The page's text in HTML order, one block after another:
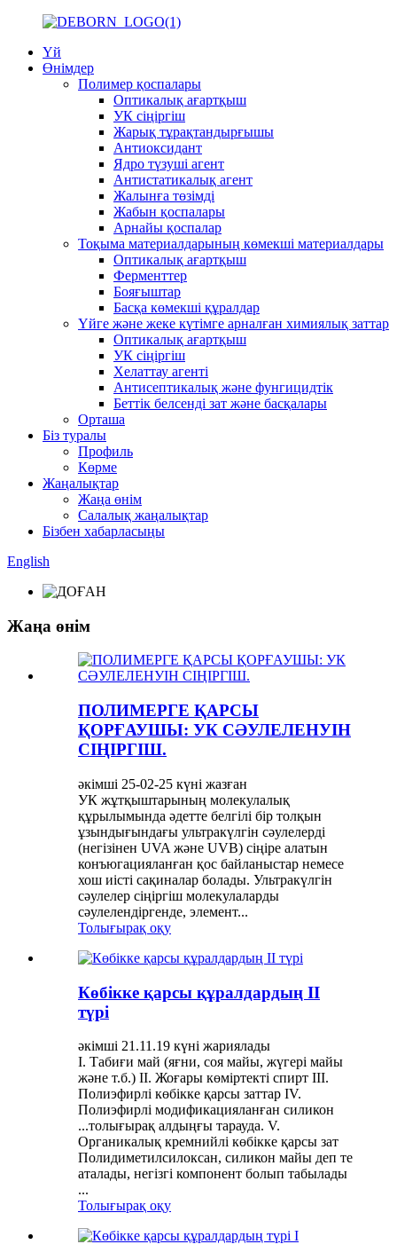
Үй
Өнімдер
Полимер қоспалары
Оптикалық ағартқыш
УК сіңіргіш
Жарық тұрақтандырғышы
Антиоксидант
Ядро түзуші агент
Антистатикалық агент
Жалынға төзімді
Жабын қоспалары
Арнайы қоспалар
Тоқыма материалдарының көмекші материалдары
Оптикалық ағартқыш
Ферменттер
Бояғыштар
Басқа көмекші құралдар
Үйге және жеке күтімге арналған химиялық заттар
Оптикалық ағартқыш
УК сіңіргіш
Хелаттау агенті
Антисептикалық және фунгицидтік
Беттік белсенді зат және басқалары
Орташа
Біз туралы
Профиль
Көрме
Жаңалықтар
Жаңа өнім
Салалық жаңалықтар
Бізбен хабарласыңы
English
Жаңа өнім
ПОЛИМЕРГЕ ҚАРСЫ
ҚОРҒАУШЫ: УК СӘУЛЕЛЕНУІН
СІҢІРГІШ.
әкімші 25-02-25 күні жазған
УК жұтқыштарының молекулалық
құрылымында әдетте белгілі бір толқын
ұзындығындағы ультракүлгін сәулелерді
(негізінен UVA және UVB) сіңіре алатын
конъюгацияланған қос байланыстар немесе
хош иісті сақиналар болады. Ультракүлгін
сәулелер сіңіргіш молекулаларды
сәулелендіргенде, элемент...
Толығырақ оқу
Көбікке қарсы құралдардың II
түрі
әкімші 21.11.19 күні жариялады
I. Табиғи май (яғни, соя майы, жүгері майы
және т.б.) II. Жоғары көміртекті спирт III.
Полиэфирлі көбікке қарсы заттар IV.
Полиэфирлі модификацияланған силикон
...толығырақ алдыңғы тарауда. V.
Органикалық кремнийлі көбікке қарсы зат
Полидиметилсилоксан, силикон майы деп те
аталады, негізгі компонент болып табылады
...
Толығырақ оқу